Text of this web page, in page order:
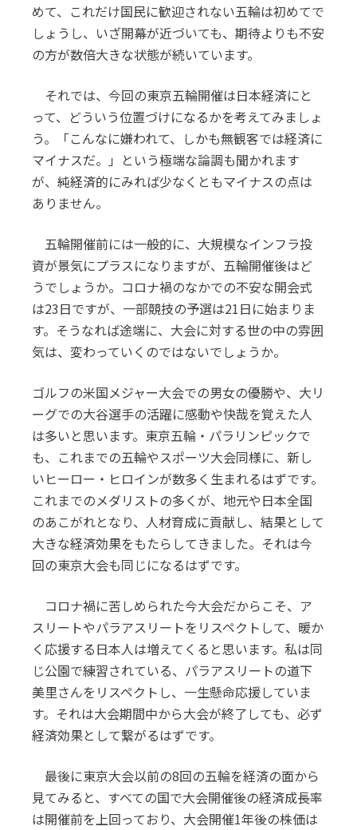
めて、これだけ国民に歓迎されない五輪は初めてで
しょうし、いざ開幕が近づいても、期待よりも不安
の方が数倍大きな状態が続いています。
それでは、今回の東京五輪開催は日本経済にと
って、どういう位置づけになるかを考えてみましょ
う。「こんなに嫌われて、しかも無観客では経済に
マイナスだ。」という極端な論調も聞かれます
が、純経済的にみれば少なくともマイナスの点は
ありません。
五輪開催前には一般的に、大規模なインフラ投
資が景気にプラスになりますが、五輪開催後はど
うでしょうか。コロナ禍のなかでの不安な開会式
は23日ですが、一部競技の予選は21日に始まりま
す。そうなれば途端に、大会に対する世の中の雰囲
気は、変わっていくのではないでしょうか。
ゴルフの米国メジャー大会での男女の優勝や、大リ
ーグでの大谷選手の活躍に感動や快哉を覚えた人
は多いと思います。東京五輪・パラリンピックで
も、これまでの五輪やスポーツ大会同様に、新し
いヒーロー・ヒロインが数多く生まれるはずです。
これまでのメダリストの多くが、地元や日本全国
のあこがれとなり、人材育成に貢献し、結果として
大きな経済効果をもたらしてきました。それは今
回の東京大会も同じになるはずです。
コロナ禍に苦しめられた今大会だからこそ、ア
スリートやパラアスリートをリスペクトして、暖か
く応援する日本人は増えてくると思います。私は同
じ公園で練習されている、パラアスリートの道下
美里さんをリスペクトし、一生懸命応援していま
す。それは大会期間中から大会が終了しても、必ず
経済効果として繋がるはずです。
最後に東京大会以前の8回の五輪を経済の面から
見てみると、すべての国で大会開催後の経済成長率
は開催前を上回っており、大会開催1年後の株価は